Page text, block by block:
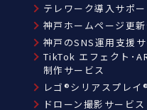
テレワーク導入サポ
神戸ホームページ更
神戸のSNS運用支援
TikTok エフェクト･
制作サービス
レゴ®シリアスプレイ®
ドローン撮影サービス